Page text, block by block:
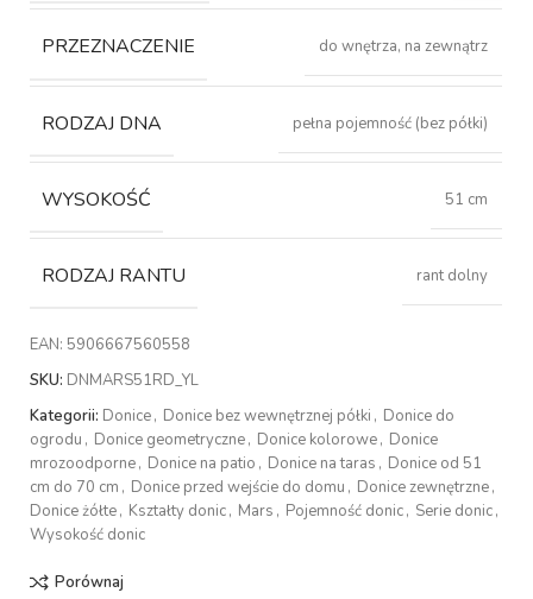
PRZEZNACZENIE do wnętrza, na zewnątrz
RODZAJ DNA pełna pojemność (bez półki)
WYSOKOŚĆ 51 cm
RODZAJ RANTU rant dolny
EAN: 5906667560558
SKU: DNMARS51RD_YL
Kategorii: Donice, Donice bez wewnętrznej półki , Donice do
ogrodu , Donice geometryczne, Donice kolorowe, Donice
mrozoodporne, Donice na patio , Donice na taras , Donice od 51
cm do 70 cm , Donice przed wejście do domu , Donice zewnętrzne,
Donice żółte, Kształty donic, Mars , Pojemność donic, Serie donic,
Wysokość donic
Porównaj